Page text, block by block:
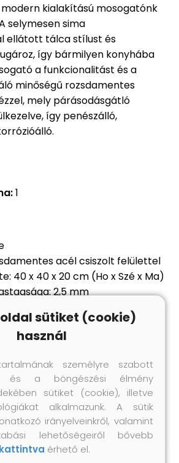
modern kialakítású mosogatónk
selymesen sima
ellátott tálca stílust és
így bármilyen konyhába
a funkcionalitást és a
minőségű rozsdamentes
mely párásodásgátló
így penészálló,
1
acél csiszolt felülettel
40 x 40 x 20 cm (Ho x Szé x Ma)
2,5 mm
alátétekkel
és korrózióálló
lehetővé
alsó, rejtett vagy
sütiket (cookie)
használ
személyre szabott
és a böngészési élmény
sütiket (cookie), illetve
alkalmazunk. A sütik
irányelveinkről, valamint
lehetőségeiről bővebb
érhető el.